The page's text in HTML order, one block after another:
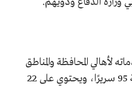
المحافظة والمناطق
المجاورة لها، وتبلغ طاقته استيعابية 95 سريرًا، ويحتوي على 22